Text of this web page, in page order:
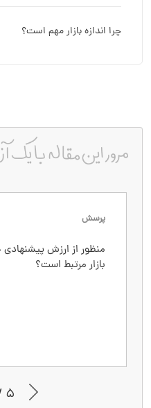
چرا اندازه بازار مهم است؟
پرسش
منظور از ارزش
بازار مرتبط است؟
ارزش پیشنهادی
است که یک محصول برای
5